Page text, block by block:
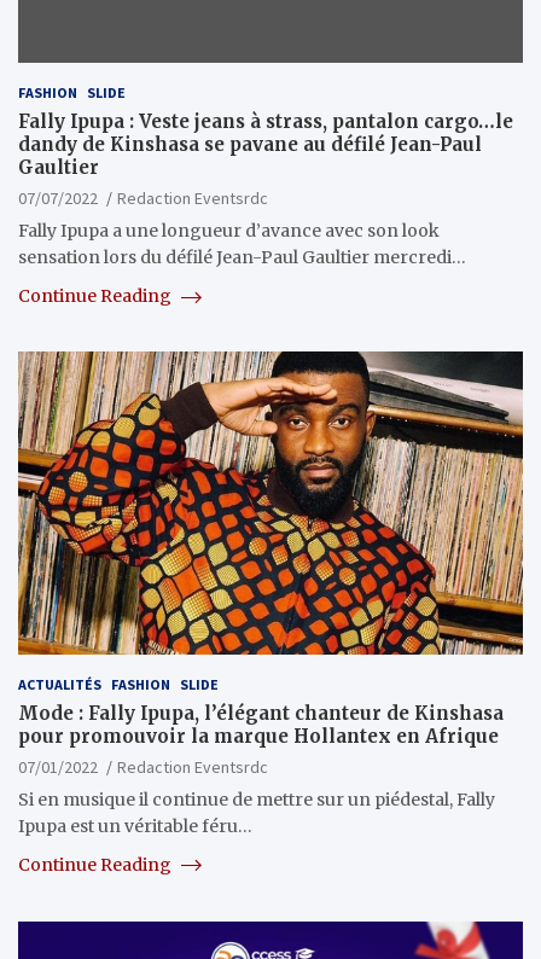
FASHION SLIDE
Fally Ipupa : Veste jeans à strass, pantalon cargo…le
dandy de Kinshasa se pavane au défilé Jean-Paul
Gaultier
07/07/2022
Redaction Eventsrdc
Fally Ipupa a une longueur d’avance avec son look
sensation lors du défilé Jean-Paul Gaultier mercredi…
Continue Reading
ACTUALITÉS FASHION SLIDE
Mode : Fally Ipupa, l’élégant chanteur de Kinshasa
pour promouvoir la marque Hollantex en Afrique
07/01/2022
Redaction Eventsrdc
Si en musique il continue de mettre sur un piédestal, Fally
Ipupa est un véritable féru…
Continue Reading